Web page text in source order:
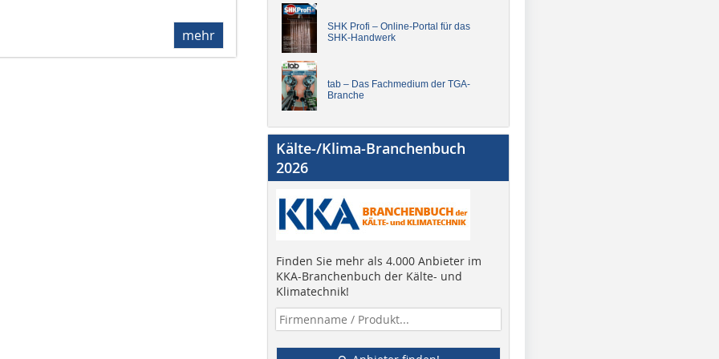
mehr
SHK Profi – Online-Portal für das
SHK-Handwerk
tab – Das Fachmedium der TGA-
Branche
Kälte-/Klima-Branchenbuch
2026
Finden Sie mehr als 4.000 Anbieter im
KKA-Branchenbuch der Kälte- und
Klimatechnik!